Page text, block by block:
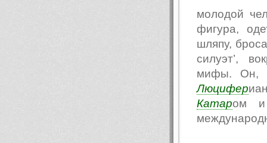
молодой
фигура,
шляпу,
силуэт’,
мифы. Он,
Люцифер
Катаром и